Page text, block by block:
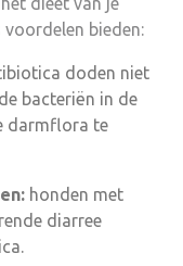
bieden:
doden niet
bacteriën in de
darmflora te
honden met
diarree